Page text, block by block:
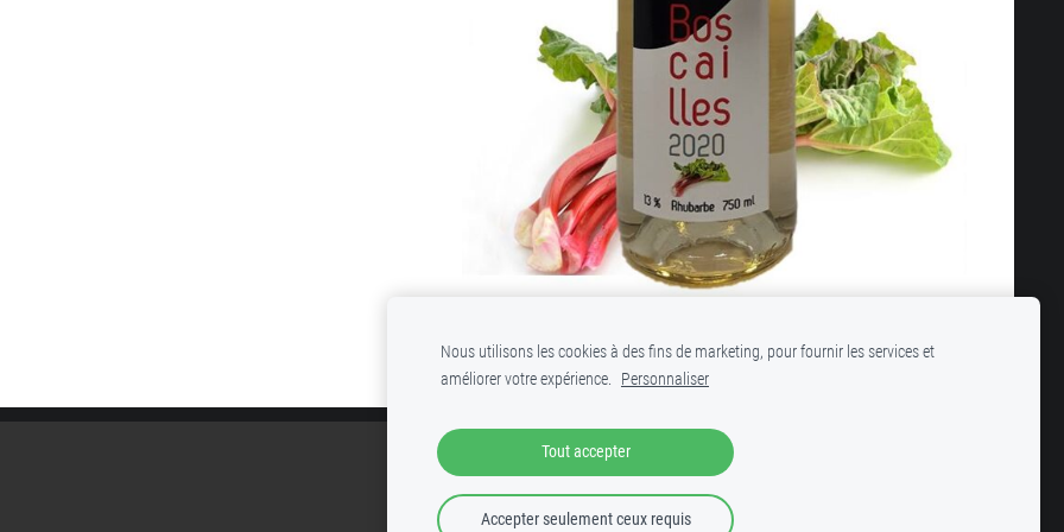
Nous utilisons les cookies à des fins de marketing, pour fournir les services et
améliorer votre expérience. Personnaliser
Tout accepter
Accepter seulement ceux requis